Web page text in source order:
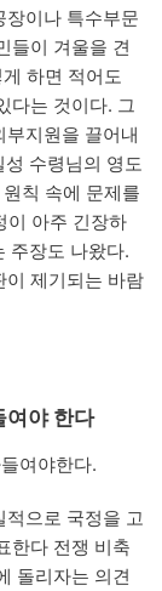
장이나 특수부문
들이 겨울을 견
하면 적어도
다는 것이다. 그
지원을 끌어내
수령님의 영도
칙 속에 문제를
이 아주 긴장하
주장도 나왔다.
이 제기되는 바람
여야 한다
여야한다.
으로 국정을 고
한다 전쟁 비축
돌리자는 의견